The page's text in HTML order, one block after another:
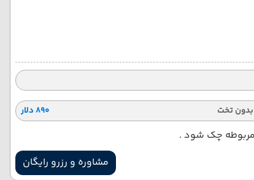
تخت ۸۹۰ دلار
مربوطه چک شود .
مشاوره و رزرو رایگان